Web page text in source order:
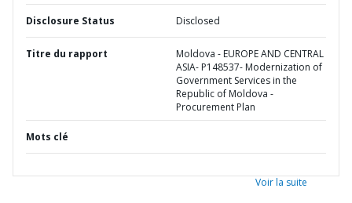
Disclosure Status Disclosed
Titre du rapport
Moldova - EUROPE AND CENTRAL
ASIA- P148537- Modernization of
Government Services in the
Republic of Moldova -
Procurement Plan
Mots clé
Voir la suite